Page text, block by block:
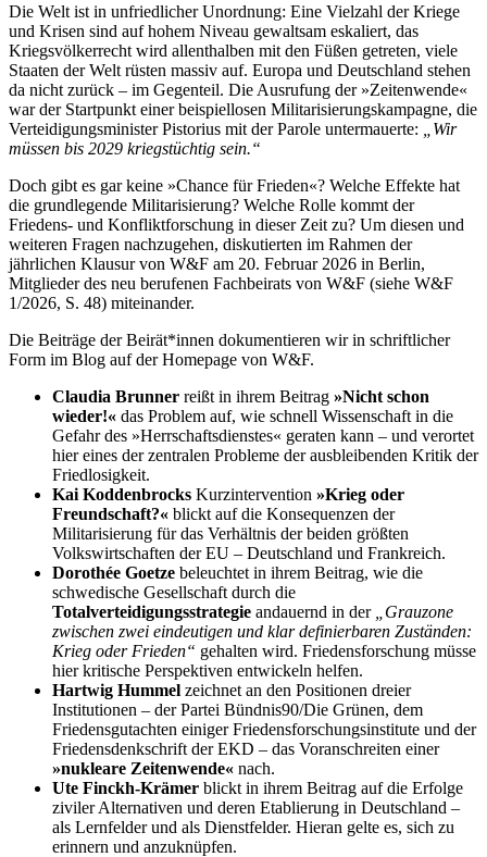
Die Welt ist in unfriedlicher Unordnung: Eine Vielzahl der Kriege
und Krisen sind auf hohem Niveau gewaltsam eskaliert, das
Kriegsvölkerrecht wird allenthalben mit den Füßen getreten, viele
Staaten der Welt rüsten massiv auf. Europa und Deutschland stehen
da nicht zurück – im Gegenteil. Die Ausrufung der »Zeitenwende«
war der Startpunkt einer beispiellosen Militarisierungskampagne, die
Verteidigungsminister Pistorius mit der Parole untermauerte:
Wir
müssen bis 2029 kriegstüchtig sein.“
Doch gibt es gar keine »Chance für Frieden«? Welche Effekte hat
die grundlegende Militarisierung? Welche Rolle kommt der
Friedens- und Konfliktforschung in dieser Zeit zu? Um diesen und
weiteren Fragen nachzugehen, diskutierten im Rahmen der
jährlichen Klausur von W&F am 20. Februar 2026 in Berlin,
Mitglieder des neu berufenen Fachbeirats von W&F (siehe W&F
1/2026, S. 48) miteinander.
Die Beiträge der Beirät*innen dokumentieren wir in schriftlicher
Form im Blog auf der Homepage von W&F.
Claudia Brunner reißt in ihrem Beitrag »Nicht schon
wieder!« das Problem auf, wie schnell Wissenschaft in die
Gefahr des »Herrschaftsdienstes« geraten kann – und verortet
hier eines der zentralen Probleme der ausbleibenden Kritik der
Friedlosigkeit.
Kai Koddenbrocks Kurzintervention »Krieg oder
Freundschaft?« blickt auf die Konsequenzen der
Militarisierung für das Verhältnis der beiden größten
Volkswirtschaften der EU – Deutschland und Frankreich.
Dorothée Goetze beleuchtet in ihrem Beitrag, wie die
schwedische Gesellschaft durch die
Totalverteidigungsstrategie andauernd in der
„Grauzone
zwischen zwei eindeutigen und klardefinierbaren Zuständen:
Krieg oder Frieden“ gehalten wird. Friedensforschung müsse
hier kritische Perspektiven entwickeln helfen.
Hartwig Hummel zeichnet an den Positionen dreier
Institutionen – der Partei Bündnis90/Die Grünen, dem
Friedensgutachten einiger Friedensforschungsinstitute und der
Friedensdenkschrift der EKD – das Voranschreiten einer
»nukleare Zeitenwende« nach.
Ute Finckh-Krämer blickt in ihrem Beitrag auf die Erfolge
ziviler Alternativen und deren Etablierung in Deutschland –
als Lernfelder und als Dienstfelder. Hieran gelte es, sich zu
erinnern und anzuknüpfen.